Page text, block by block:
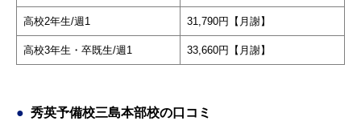
高校2年生/週1 31,790円【月謝】
高校3年生・卒既生/週1 33,660円【月謝】
秀英予備校三島本部校の口コミ